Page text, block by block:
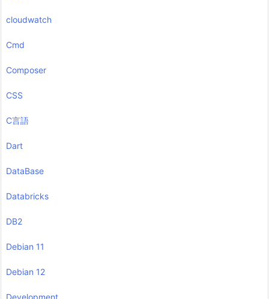
cloudwatch
Cmd
Composer
CSS
C言語
Dart
DataBase
Databricks
DB2
Debian 11
Debian 12
Development